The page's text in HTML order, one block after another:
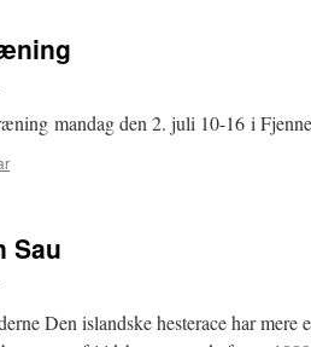
mandag den 2. juli 10-16 i
Sau
Den islandske hesterace har mere